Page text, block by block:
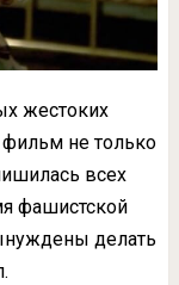
жестоких
не только
всех
фашистской
делать